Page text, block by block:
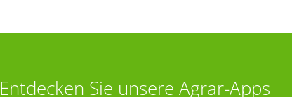
Entdecken Sie unsere Agrar-Apps